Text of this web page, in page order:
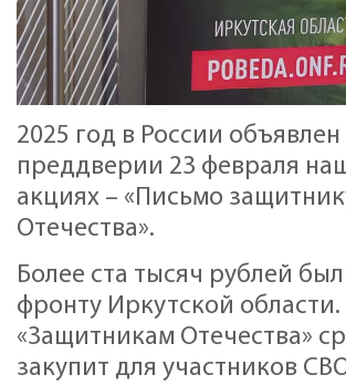
2025 год в России
преддверии 23 февраля
акциях – «Письмо
Отечества».
Более ста тысяч рублей
фронту Иркутской
«Защитникам Отечества»
закупит для участников